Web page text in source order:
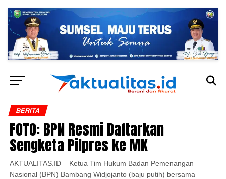
BERITA
FOTO: BPN Resmi Daftarkan
Sengketa Pilpres ke MK
AKTUALITAS.ID – Ketua Tim Hukum Badan Pemenangan
Nasional (BPN) Bambang Widjojanto (baju putih) bersama